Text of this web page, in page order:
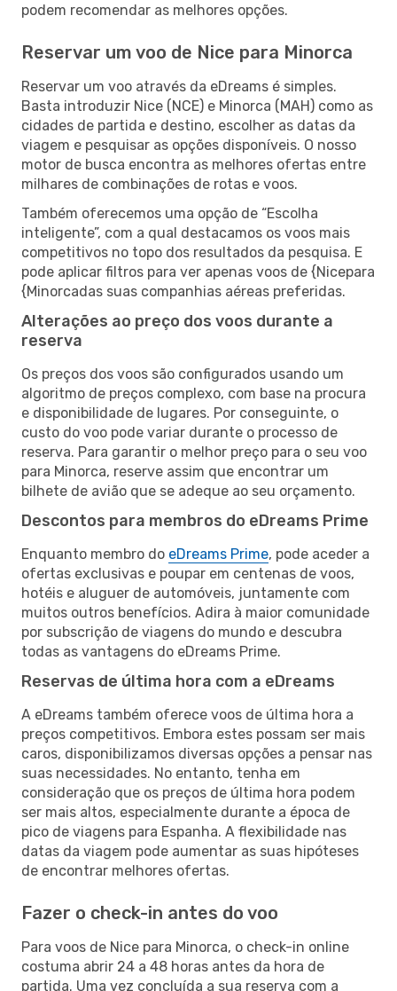
podem recomendar as melhores opções.
Reservar um voo de Nice para Minorca
Reservar um voo através da eDreams é simples.
Basta introduzir Nice (NCE) e Minorca (MAH) como as
cidades de partida e destino, escolher as datas da
viagem e pesquisar as opções disponíveis. O nosso
motor de busca encontra as melhores ofertas entre
milhares de combinações de rotas e voos.
Também oferecemos uma opção de “Escolha
inteligente”, com a qual destacamos os voos mais
competitivos no topo dos resultados da pesquisa. E
pode aplicar filtros para ver apenas voos de {Nicepara
{Minorcadas suas companhias aéreas preferidas.
Alterações ao preço dos voos durante a
reserva
Os preços dos voos são configurados usando um
algoritmo de preços complexo, com base na procura
e disponibilidade de lugares. Por conseguinte, o
custo do voo pode variar durante o processo de
reserva. Para garantir o melhor preço para o seu voo
para Minorca, reserve assim que encontrar um
bilhete de avião que se adeque ao seu orçamento.
Descontos para membros do eDreams Prime
Enquanto membro do eDreams Prime, pode aceder a
ofertas exclusivas e poupar em centenas de voos,
hotéis e aluguer de automóveis, juntamente com
muitos outros benefícios. Adira à maior comunidade
por subscrição de viagens do mundo e descubra
todas as vantagens do eDreams Prime.
Reservas de última hora com a eDreams
A eDreams também oferece voos de última hora a
preços competitivos. Embora estes possam ser mais
caros, disponibilizamos diversas opções a pensar nas
suas necessidades. No entanto, tenha em
consideração que os preços de última hora podem
ser mais altos, especialmente durante a época de
pico de viagens para Espanha. A flexibilidade nas
datas da viagem pode aumentar as suas hipóteses
de encontrar melhores ofertas.
Fazer o check-in antes do voo
Para voos de Nice para Minorca, o check-in online
costuma abrir 24 a 48 horas antes da hora de
partida. Uma vez concluída a sua reserva com a